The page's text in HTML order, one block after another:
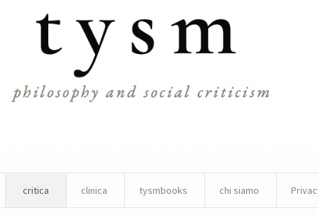
critica clinica tysmbooks chi siamo